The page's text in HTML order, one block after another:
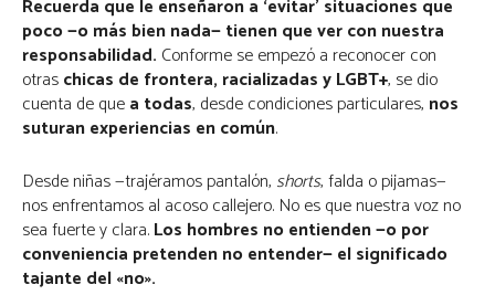
Recuerda que le enseñaron a ‘evitar’ situaciones que
poco —o más bien nada— tienen que ver con nuestra
responsabilidad. Conforme se empezó a reconocer con
otraschicas de frontera, racializadas y LGBT+, se dio
cuenta de quea todas, desde condiciones particulares, nos
suturan experiencias en común.
Desde niñas —trajéramos pantalón, shorts, falda o pijamas—
nos enfrentamos al acoso callejero. No es que nuestra voz no
sea fuerte y clara.Los hombres no entienden —o por
conveniencia pretenden no entender— el significado
tajante del «no».